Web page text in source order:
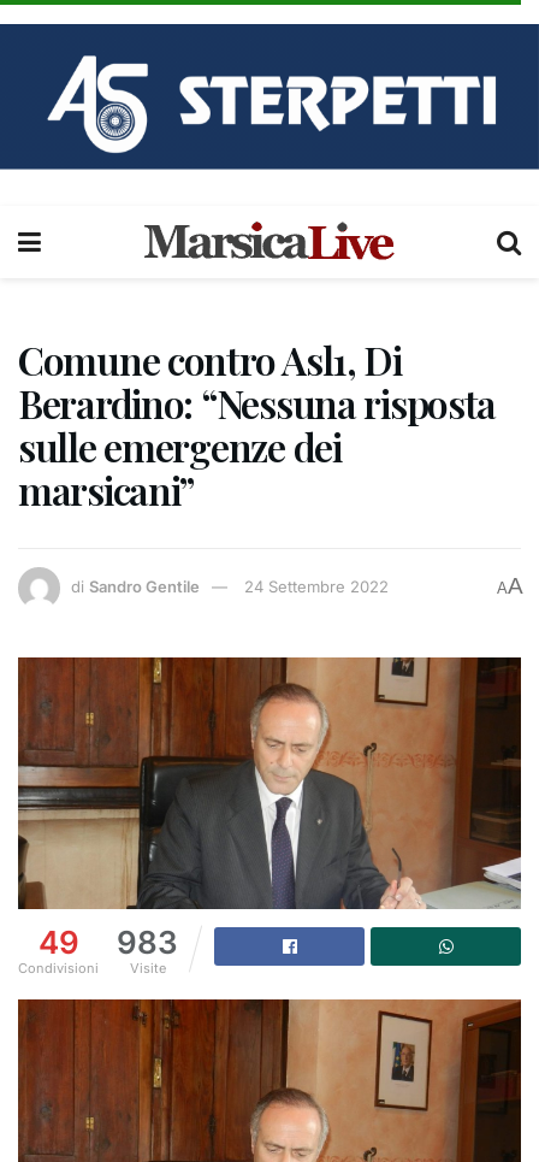
Comune contro Asl1, Di
Berardino: “Nessuna risposta
sulle emergenze dei
marsicani”
di Sandro Gentile 24 Settembre 2022 AA
49
Condivisioni
983
Visite